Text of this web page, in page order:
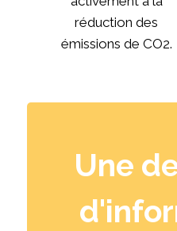
réduction des
émissions de CO2.
Une